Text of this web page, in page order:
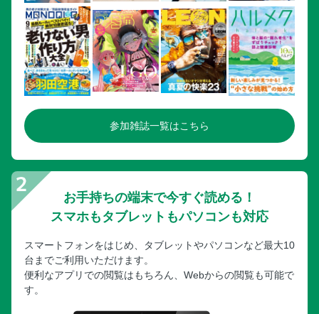
参加雑誌一覧はこちら
お手持ちの端末で今すぐ読める！
スマホもタブレットもパソコンも対応
スマートフォンをはじめ、タブレットやパソコンなど最大10
台までご利用いただけます。
便利なアプリでの閲覧はもちろん、Webからの閲覧も可能で
す。